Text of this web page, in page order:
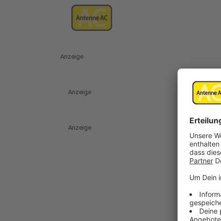
Anzeige
Anzeige
Anzeige